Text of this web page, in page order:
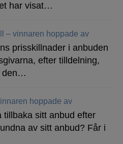
har visat…
– vinnaren hoppade av
prisskillnader i anbuden
efter tilldelning,
den…
hoppade av
tillbaka sitt anbud efter
av sitt anbud? Får i